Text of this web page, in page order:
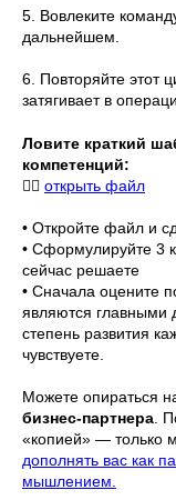
5. Вовлеките
дальнейшем.
6. Повторяйте этот
затягивает в
Ловите краткий
компетенций:
👉🏻 открыть файл
• Откройте файл и
• Сформулируйте 3
сейчас решаете
• Сначала оцените
являются главными
степень развития
чувствуете.
Можете опираться
бизнес-партнера .
«копией» — только
дополнять вас как
мышлением.